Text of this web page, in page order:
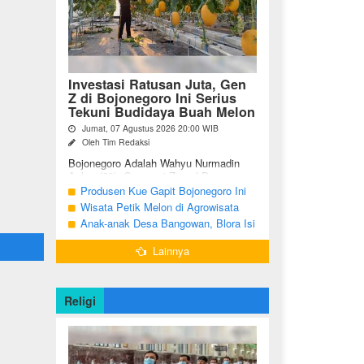
Investasi Ratusan Juta, Gen
Z di Bojonegoro Ini Serius
Tekuni Budidaya Buah Melon
Jumat, 07 Agustus 2026 20:00 WIB
Oleh Tim Redaksi
Bojonegoro Adalah Wahyu Nurmadin
Azhar (23), Generasi Z asal Desa
Sumodikaran RT 004 RW 002,
Kecamatan Dander, Kabupaten
Bojonegoro, Jawa ...
Produsen Kue Gapit Bojonegoro Ini
Banjir Pesanan Hingga Puluhan Juta
di Bulan Ramadan
Wisata Petik Melon di Agrowisata
Girli Farm Blora, Tak Sampai 5 Hari
Sudah Ludes Terjual
Anak-anak Desa Bangowan, Blora Isi
Waktu Jelang Buka Puasa dengan
Latihan GamelanLainnya
Religi